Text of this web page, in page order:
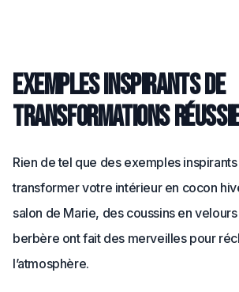
Exemples inspirants de
transformations
Rien de tel que des exemples
transformer votre intérieur en cocon
salon de Marie, des coussins en
berbère ont fait des merveilles pour
l’atmosphère.